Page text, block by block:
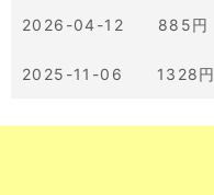
2026-04-12 885円
2025-11-06 1328円